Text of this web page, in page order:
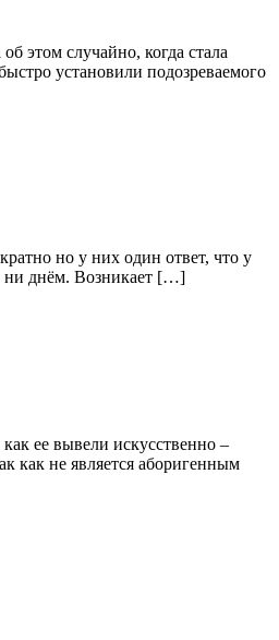
этом случайно, когда стала
установили подозреваемого
но у них один ответ, что у
ни днём. Возникает […]
ее вывели искусственно –
как не является аборигенным